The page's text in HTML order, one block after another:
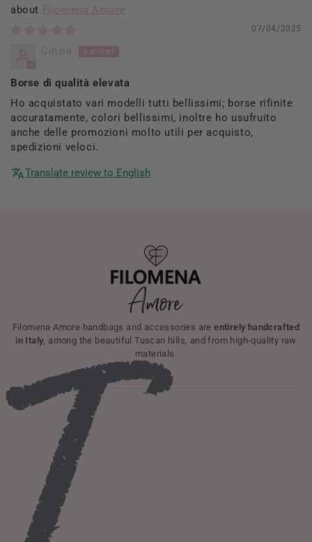
Filomena Amore
07/04/2025
Cinzia
Borse di qualità elevata
Ho acquistato vari modelli tutti bellissimi; borse rifinite
accuratamente, colori bellissimi, inoltre ho usufruito
anche delle promozioni molto utili per acquisto,
spedizioni veloci.
Translate review to English
Filomena Amore handbags and accessories areentirely handcrafted
in Italy , among the beautiful Tuscan hills, and from high-quality raw
materials.